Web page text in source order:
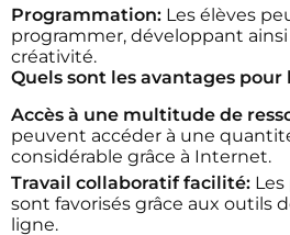
Programmation: Les élèves
programmer, développant
créativité.
Quels sont les avantages pour
Accès à une multitude de
peuvent accéder à une
considérable grâce à Internet.
Travail collaboratif facilité:
sont favorisés grâce aux outils
ligne.